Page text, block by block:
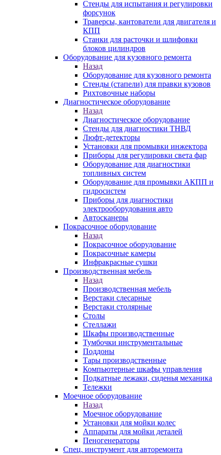
Стенды для испытания и регулировки
форсунок
Траверсы, кантователи для двигателя и
КПП
Станки для расточки и шлифовки
блоков цилиндров
Оборудование для кузовного ремонта
Назад
Оборудование для кузовного ремонта
Стенды (стапели) для правки кузовов
Рихтовочные наборы
Диагностическое оборудование
Назад
Диагностическое оборудование
Стенды для диагностики ТНВД
Люфт-детекторы
Установки для промывки инжектора
Приборы для регулировки света фар
Оборудование для диагностики
топливных систем
Оборудование для промывки АКПП и
гидросистем
Приборы для диагностики
электрооборудования авто
Автосканеры
Покрасочное оборудование
Назад
Покрасочное оборудование
Покрасочные камеры
Инфракрасные сушки
Производственная мебель
Назад
Производственная мебель
Верстаки слесарные
Верстаки столярные
Столы
Стеллажи
Шкафы производственные
Тумбочки инструментальные
Поддоны
Тары производственные
Компьютерные шкафы управления
Подкатные лежаки, сиденья механика
Тележки
Моечное оборудование
Назад
Моечное оборудование
Установки для мойки колес
Аппараты для мойки деталей
Пеногенераторы
Спец. инструмент для авторемонта